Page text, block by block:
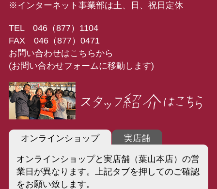
※インターネット事業部は土、日、祝日定休
TEL 046（877）1104
FAX 046（877）0471
お問い合わせはこちらから
(お問い合わせフォームに移動します)
オンラインショップ 実店舗
オンラインショップと実店舗（葉山本店）の営
業日が異なります。上記タブを押してのご確認
をお願い致します。